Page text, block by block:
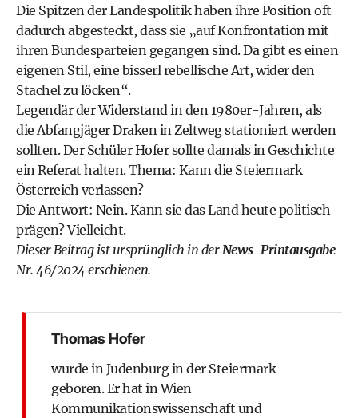
Die Spitzen der Landespolitik haben ihre Position oft
dadurch abgesteckt, dass sie „auf Konfrontation mit
ihren Bundesparteien gegangen sind. Da gibt es einen
eigenen Stil, eine bisserl rebellische Art, wider den
Stachel zu löcken“.
Legendär der Widerstand in den 1980er-Jahren, als
die Abfangjäger Draken in Zeltweg stationiert werden
sollten. Der Schüler Hofer sollte damals in Geschichte
ein Referat halten. Thema: Kann die Steiermark
Österreich verlassen?
Die Antwort: Nein. Kann sie das Land heute politisch
prägen? Vielleicht.
Dieser Beitrag ist ursprünglich in derNews-Printausgabe
Nr. 46/2024 erschienen.
Thomas Hofer
wurde in Judenburg in der Steiermark
geboren. Er hat in Wien
Kommunikationswissenschaft und